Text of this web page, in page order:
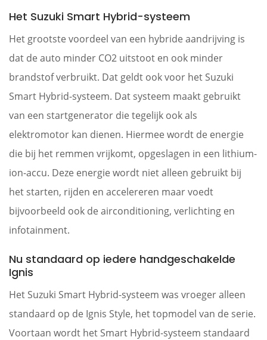
Het Suzuki Smart Hybrid-systeem
Het grootste voordeel van een hybride aandrijving is
dat de auto minder CO2 uitstoot en ook minder
brandstof verbruikt. Dat geldt ook voor het Suzuki
Smart Hybrid-systeem. Dat systeem maakt gebruikt
van een startgenerator die tegelijk ook als
elektromotor kan dienen. Hiermee wordt de energie
die bij het remmen vrijkomt, opgeslagen in een lithium-
ion-accu. Deze energie wordt niet alleen gebruikt bij
het starten, rijden en accelereren maar voedt
bijvoorbeeld ook de airconditioning, verlichting en
infotainment.
Nu standaard op iedere handgeschakelde
Ignis
Het Suzuki Smart Hybrid-systeem was vroeger alleen
standaard op de Ignis Style, het topmodel van de serie.
Voortaan wordt het Smart Hybrid-systeem standaard